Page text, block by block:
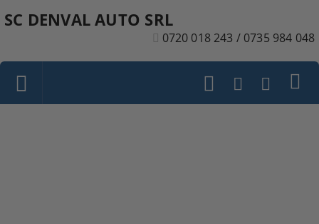
SC DENVAL AUTO SRL
0720 018 243 / 0735 984 048